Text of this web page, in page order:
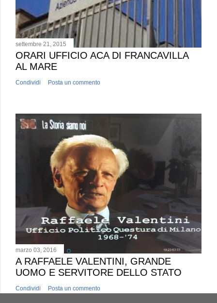
settembre 21, 2015
ORARI UFFICIO ACA DI FRANCAVILLA
AL MARE
Condividi Posta un commento
marzo 03, 2016
A RAFFAELE VALENTINI, GRANDE
UOMO E SERVITORE DELLO STATO
Condividi Posta un commento